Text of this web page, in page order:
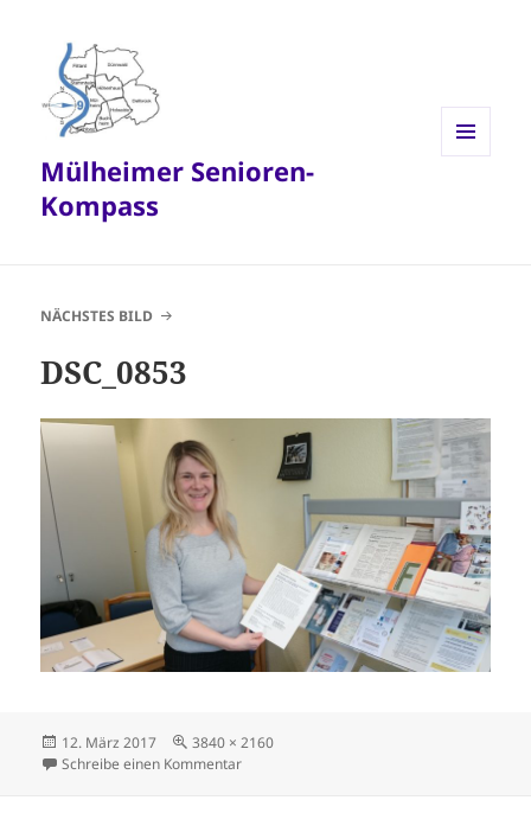
Mülheimer Senioren-
Kompass
NÄCHSTES BILD
DSC_0853
Veröffentlicht
am
12. März 2017
Volle
Größe
3840 × 2160
Schreibe einen Kommentarzu DSC_0853